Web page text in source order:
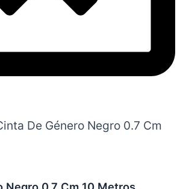
De Género Negro 0.7 Cm